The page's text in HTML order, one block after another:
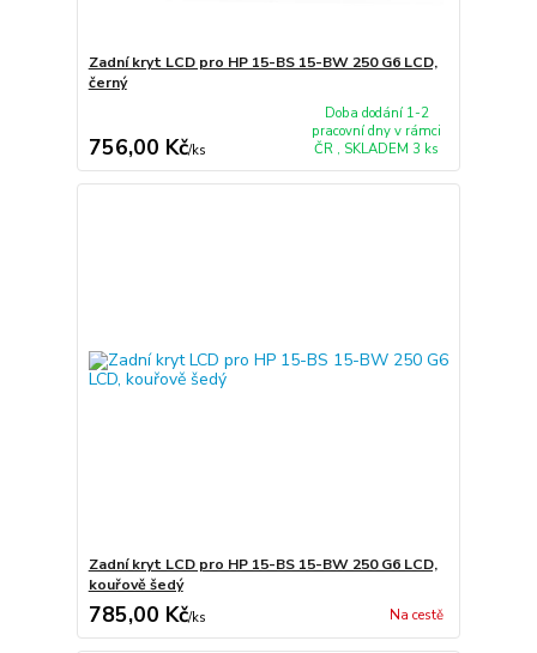
Zadní kryt LCD pro HP 15-BS 15-BW 250 G6 LCD,
černý
756,00 Kč/ks
Doba dodání 1-2
pracovní dny v rámci
ČR , SKLADEM 3 ks
Zadní kryt LCD pro HP 15-BS 15-BW 250 G6 LCD,
kouřově šedý
785,00 Kč/ks Na cestě